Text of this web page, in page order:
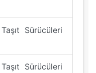
Sürücüleri
Sürücüleri